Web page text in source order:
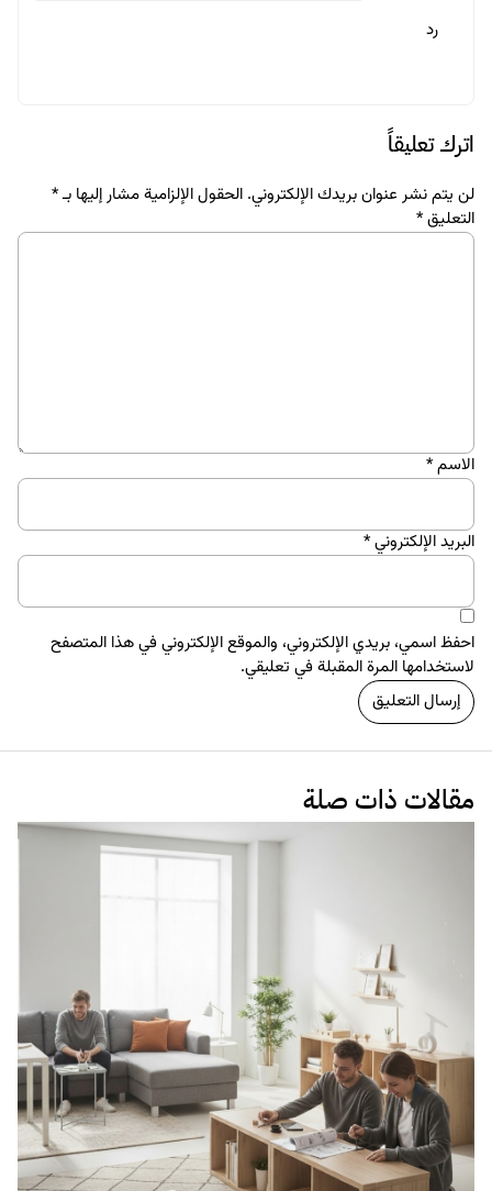
رد
اترك تعليقاً
لن يتم نشر عنوان بريدك الإلكتروني. الحقول الإلزامية مشار إليها بـ*
التعليق*
الاسم*
البريد الإلكتروني*
احفظ اسمي، بريدي الإلكتروني، والموقع الإلكتروني في هذا المتصفح
لاستخدامها المرة المقبلة في تعليقي.
مقالات ذات صلة